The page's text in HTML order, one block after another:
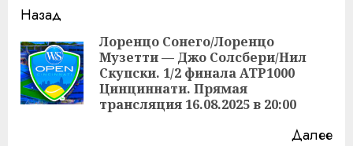
Продолжить
чтение
Назад
Лоренцо Сонего/Лоренцо
Музетти — Джо Солсбери/Нил
Скупски. 1/2 финала ATP1000
Цинциннати. Прямая
трансляция 16.08.2025 в 20:00
Далее